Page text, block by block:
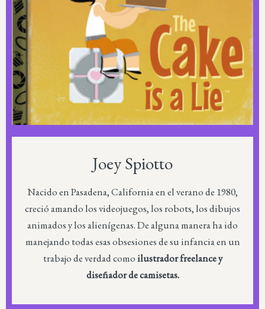
Joey Spiotto
Nacido en Pasadena, California en el verano de 1980,
creció amando los videojuegos, los robots, los dibujos
animados y los alienígenas. De alguna manera ha ido
manejando todas esas obsesiones de su infancia en un
trabajo de verdad comoilustrador freelance y
diseñador de camisetas.